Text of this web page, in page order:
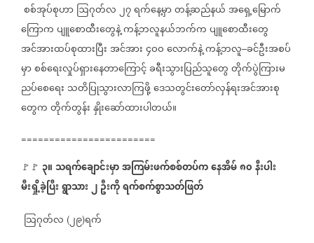
စစ်အုပ်စုဟာဩဂုတ်လ၂၇ရက်နေ့မှာတန့်ဆည်နယ်အရှေ့မြောက်
ကြောကပျူစောထီးတွေနဲ့ကန့်ဘလူနယ်ဘက်ကပျူစောထီးတွေ
အင်အားထပ်စုထားပြီးအင်အား၄ဝဝလောက်နဲ့ကန့်ဘလူ–ခင်ဦးအစပ်
မှာစစ်ရေးလှုပ်ရှားနေတာကြောင့်ခရီးသွားပြည်သူတွေတိုက်ပွဲကြားမ
ညပ်စေရေး သတိပြုသွားလာကြဖို့ဒေသတွင်းတော်လှန်ရးအင်အားစု
တွေကတိုက်တွန်းနှိုးဆော်ထားပါတယ်။
========================
🚩🚩 ၃။သရက်ချောင်းမှာအကြမ်းဖက်စစ်တပ်ကနေအိမ်၈၀နီးပါး
မီးရှို့ခဲ့ပြီးရွာသား၂ဦးကိုရက်စက်စွာသတ်ဖြတ်
သြဂုတ်လ (၂၉)ရက်